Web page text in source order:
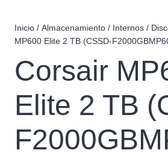
Inicio / Almacenamiento / Internos /
MP600 Elite 2 TB (CSSD-
Corsair
Elite 2 TB